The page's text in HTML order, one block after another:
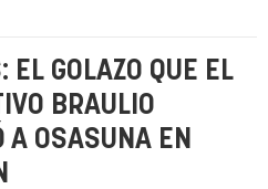
EL GOLAZO QUE EL
BRAULIO
A OSASUNA EN